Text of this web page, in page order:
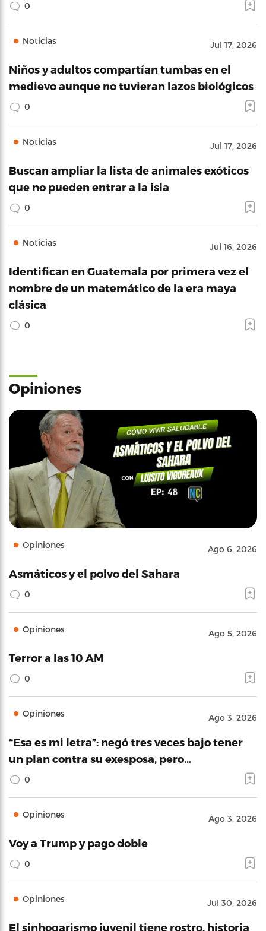
0
Noticias Jul 17, 2026
Niños y adultos compartían tumbas en el
medievo aunque no tuvieran lazos biológicos
0
Noticias Jul 17, 2026
Buscan ampliar la lista de animales exóticos
que no pueden entrar a la isla
0
Noticias Jul 16, 2026
Identifican en Guatemala por primera vez el
nombre de un matemático de la era maya
clásica
0
Opiniones
Opiniones Ago 6, 2026
Asmáticos y el polvo del Sahara
0
Opiniones Ago 5, 2026
Terror a las 10 AM
0
Opiniones Ago 3, 2026
“Esa es mi letra”: negó tres veces bajo tener
un plan contra su exesposa, pero…
0
Opiniones Ago 3, 2026
Voy a Trump y pago doble
0
Opiniones Jul 30, 2026
El sinhogarismo juvenil tiene rostro, historia